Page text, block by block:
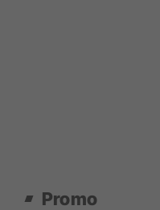
Promo